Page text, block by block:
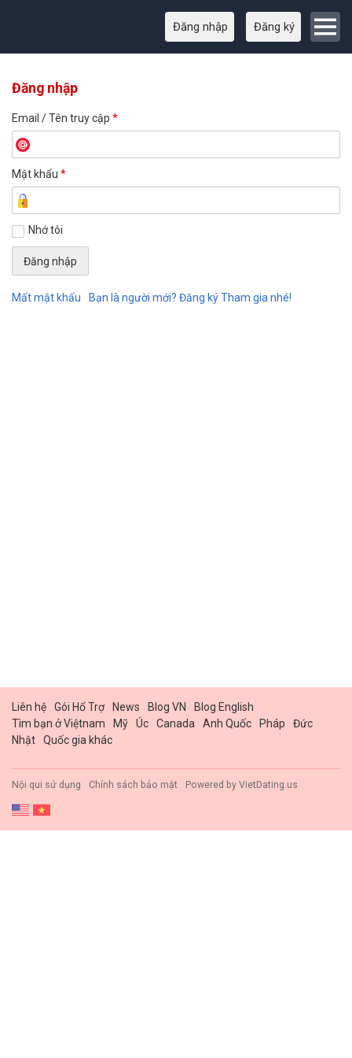
Đăng nhập Đăng ký
Đăng nhập
Email / Tên truy cập *
Mật khẩu *
Nhớ tôi
Mất mật khẩu Bạn là người mới? Đăng ký Tham gia nhé!
Liên hệ Gói Hổ Trợ News Blog VN
Blog English
Tìm bạn ở Việtnam
Mỹ Úc Canada Anh Quốc Pháp
Đức
Nhật
Quốc gia khác
Nội qui sử dụng Chính sách bảo mật Powered by VietDating.us